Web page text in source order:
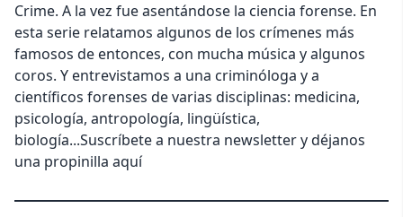
Crime. A la vez fue asentándose la ciencia forense. En
esta serie relatamos algunos de los crímenes más
famosos de entonces, con mucha música y algunos
coros. Y entrevistamos a una criminóloga y a
científicos forenses de varias disciplinas: medicina,
psicología, antropología, lingüística,
biología...Suscríbete a nuestra newsletter y déjanos
una propinilla aquí
Cancel